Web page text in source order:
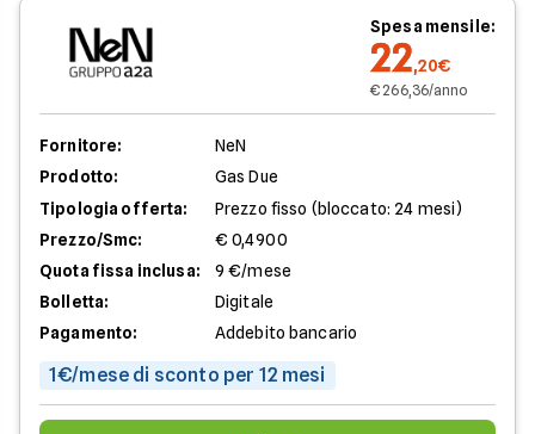
Spesa mensile:
22,20€
€ 266,36/anno
Fornitore:
NeN
Prodotto:
Gas Due
Tipologia offerta:
Prezzo fisso (bloccato: 24 mesi)
Prezzo/Smc:
€ 0,4900
Quota fissa inclusa:
9 €/mese
Bolletta:
Digitale
Pagamento:
Addebito bancario
1€/mese di sconto per 12 mesi